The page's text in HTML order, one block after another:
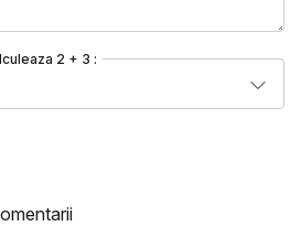
2 + 3 :